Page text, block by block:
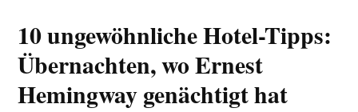
10 ungewöhnliche Hotel-Tipps:
Übernachten, wo Ernest
Hemingway genächtigt hat